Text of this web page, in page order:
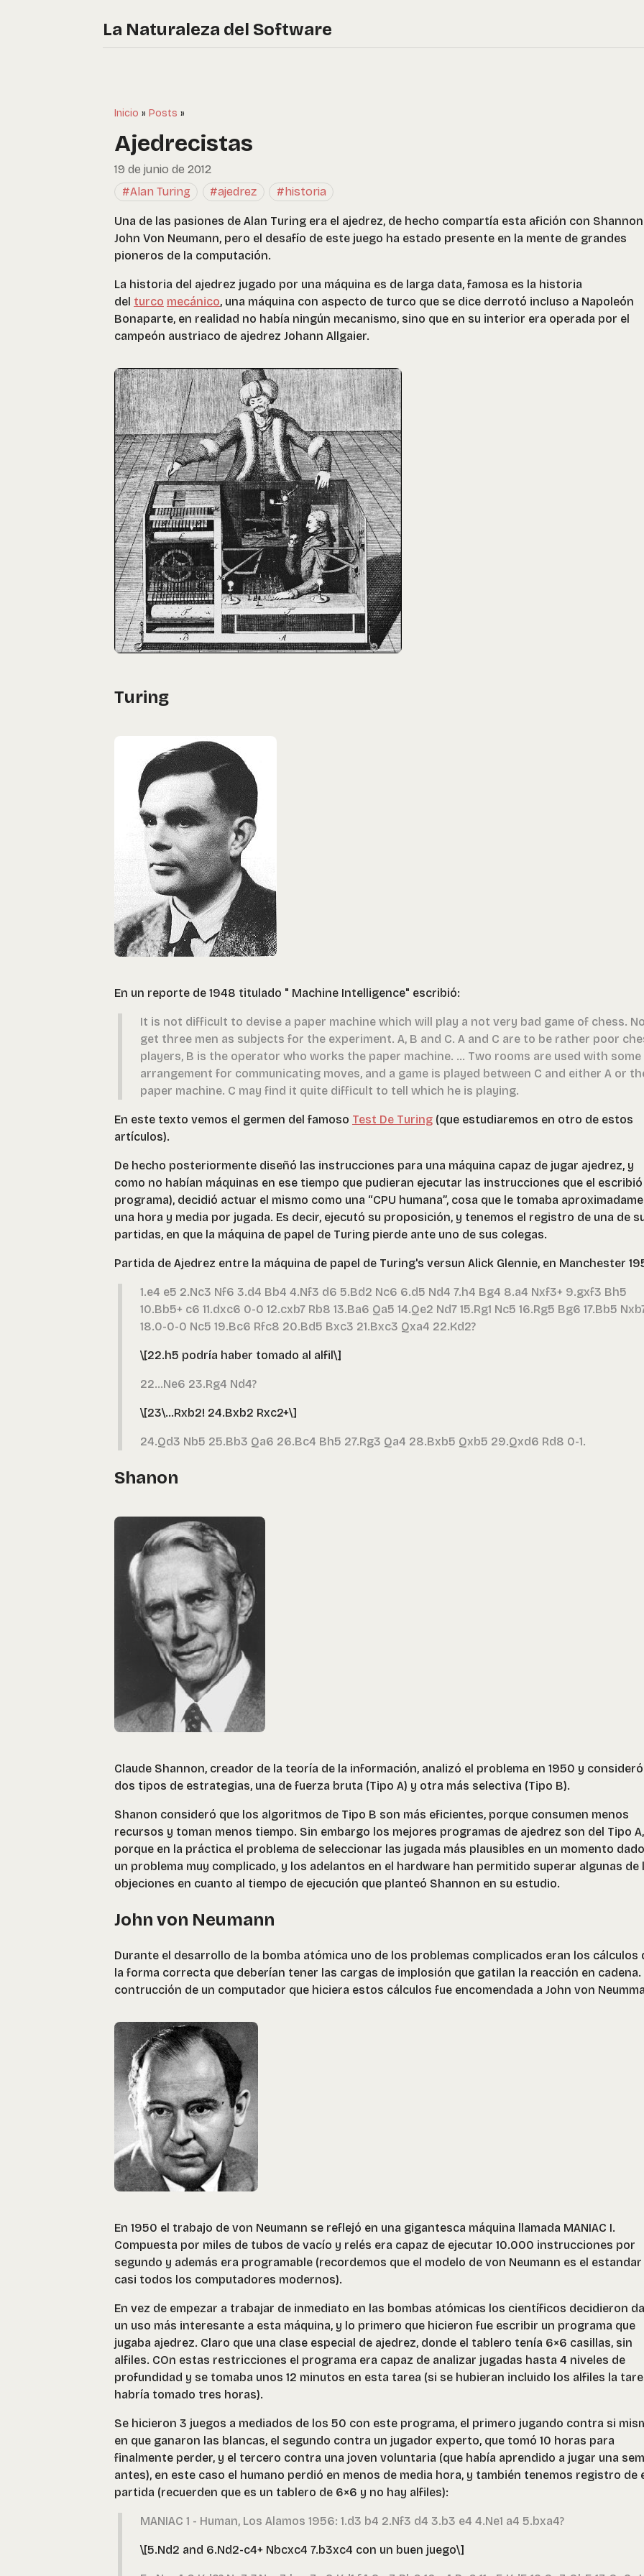
La Naturaleza del Software
Inicio » Posts »
Ajedrecistas
19 de junio de 2012
#Alan Turing
#ajedrez #historia
Una de las pasiones de Alan Turing era el ajedrez, de hecho compartía esta afición con
John Von Neumann, pero el desafío de este juego ha estado presente en la mente de grandes
pioneros de la computación.
La historia del ajedrez jugado por una máquina es de larga data, famosa es la historia
del turco mecánico, una máquina con aspecto de turco que se dice derrotó incluso a Napoleón
Bonaparte, en realidad no había ningún mecanismo, sino que en su interior era operada por el
campeón austriaco de ajedrez Johann Allgaier.
Turing
En un reporte de 1948 titulado " Machine Intelligence" escribió:
It is not difficult to devise a paper machine which will play a not very bad game of chess.
get three men as subjects for the experiment. A, B and C. A and C are to be rather poor
players, B is the operator who works the paper machine. ... Two rooms are used with some
arrangement for communicating moves, and a game is played between C and either A or
paper machine. C may find it quite difficult to tell which he is playing.
En este texto vemos el germen del famoso Test De Turing (que estudiaremos en otro de estos
artículos).
De hecho posteriormente diseñó las instrucciones para una máquina capaz de jugar ajedrez, y
como no habían máquinas en ese tiempo que pudieran ejecutar las instrucciones que el escribió
programa), decidió actuar el mismo como una “CPU humana”, cosa que le tomaba
una hora y media por jugada. Es decir, ejecutó su proposición, y tenemos el registro de una de
partidas, en que la máquina de papel de Turing pierde ante uno de sus colegas.
Partida de Ajedrez entre la máquina de papel de Turing's versun Alick Glennie, en Manchester
1.e4 e5 2.Nc3 Nf6 3.d4 Bb4 4.Nf3 d6 5.Bd2 Nc6 6.d5 Nd4 7.h4 Bg4 8.a4 Nxf3+ 9.gxf3 Bh5
10.Bb5+ c6 11.dxc6 0-0 12.cxb7 Rb8 13.Ba6 Qa5 14.Qe2 Nd7 15.Rg1 Nc5 16.Rg5 Bg6 17.Bb5
18.0-0-0 Nc5 19.Bc6 Rfc8 20.Bd5 Bxc3 21.Bxc3 Qxa4 22.Kd2?
\[22.h5 podría haber tomado al alfil\]
22...Ne6 23.Rg4 Nd4?
\[23\...Rxb2! 24.Bxb2 Rxc2+\]
24.Qd3 Nb5 25.Bb3 Qa6 26.Bc4 Bh5 27.Rg3 Qa4 28.Bxb5 Qxb5 29.Qxd6 Rd8 0-1.
Shanon
Claude Shannon, creador de la teoría de la información, analizó el problema en 1950 y consideró
dos tipos de estrategias, una de fuerza bruta (Tipo A) y otra más selectiva (Tipo B).
Shanon consideró que los algoritmos de Tipo B son más eficientes, porque consumen menos
recursos y toman menos tiempo. Sin embargo los mejores programas de ajedrez son del Tipo A,
porque en la práctica el problema de seleccionar las jugada más plausibles en un momento
un problema muy complicado, y los adelantos en el hardware han permitido superar algunas de
objeciones en cuanto al tiempo de ejecución que planteó Shannon en su estudio.
John von Neumann
Durante el desarrollo de la bomba atómica uno de los problemas complicados eran los cálculos
la forma correcta que deberían tener las cargas de implosión que gatilan la reacción en cadena.
contrucción de un computador que hiciera estos cálculos fue encomendada a John von
En 1950 el trabajo de von Neumann se reflejó en una gigantesca máquina llamada MANIAC I.
Compuesta por miles de tubos de vacío y relés era capaz de ejecutar 10.000 instrucciones por
segundo y además era programable (recordemos que el modelo de von Neumann es el estandar
casi todos los computadores modernos).
En vez de empezar a trabajar de inmediato en las bombas atómicas los científicos decidieron
un uso más interesante a esta máquina, y lo primero que hicieron fue escribir un programa que
jugaba ajedrez. Claro que una clase especial de ajedrez, donde el tablero tenía 6×6 casillas, sin
alfiles. COn estas restricciones el programa era capaz de analizar jugadas hasta 4 niveles de
profundidad y se tomaba unos 12 minutos en esta tarea (si se hubieran incluido los alfiles la
habría tomado tres horas).
Se hicieron 3 juegos a mediados de los 50 con este programa, el primero jugando contra si
en que ganaron las blancas, el segundo contra un jugador experto, que tomó 10 horas para
finalmente perder, y el tercero contra una joven voluntaria (que había aprendido a jugar una
antes), en este caso el humano perdió en menos de media hora, y también tenemos registro de
partida (recuerden que es un tablero de 6×6 y no hay alfiles):
MANIAC 1 - Human, Los Alamos 1956: 1.d3 b4 2.Nf3 d4 3.b3 e4 4.Ne1 a4 5.bxa4?
\[5.Nd2 and 6.Nd2-c4+ Nbcxc4 7.b3xc4 con un buen juego\]